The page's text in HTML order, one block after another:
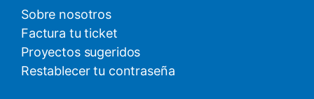
Sobre nosotros
Factura tu ticket
Proyectos sugeridos
Restablecer tu contraseña